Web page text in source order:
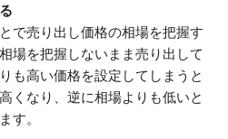
で売り出し価格の相場を把握す
場を把握しないまま売り出して
も高い価格を設定してしまうと
くなり、逆に相場よりも低いと
す。